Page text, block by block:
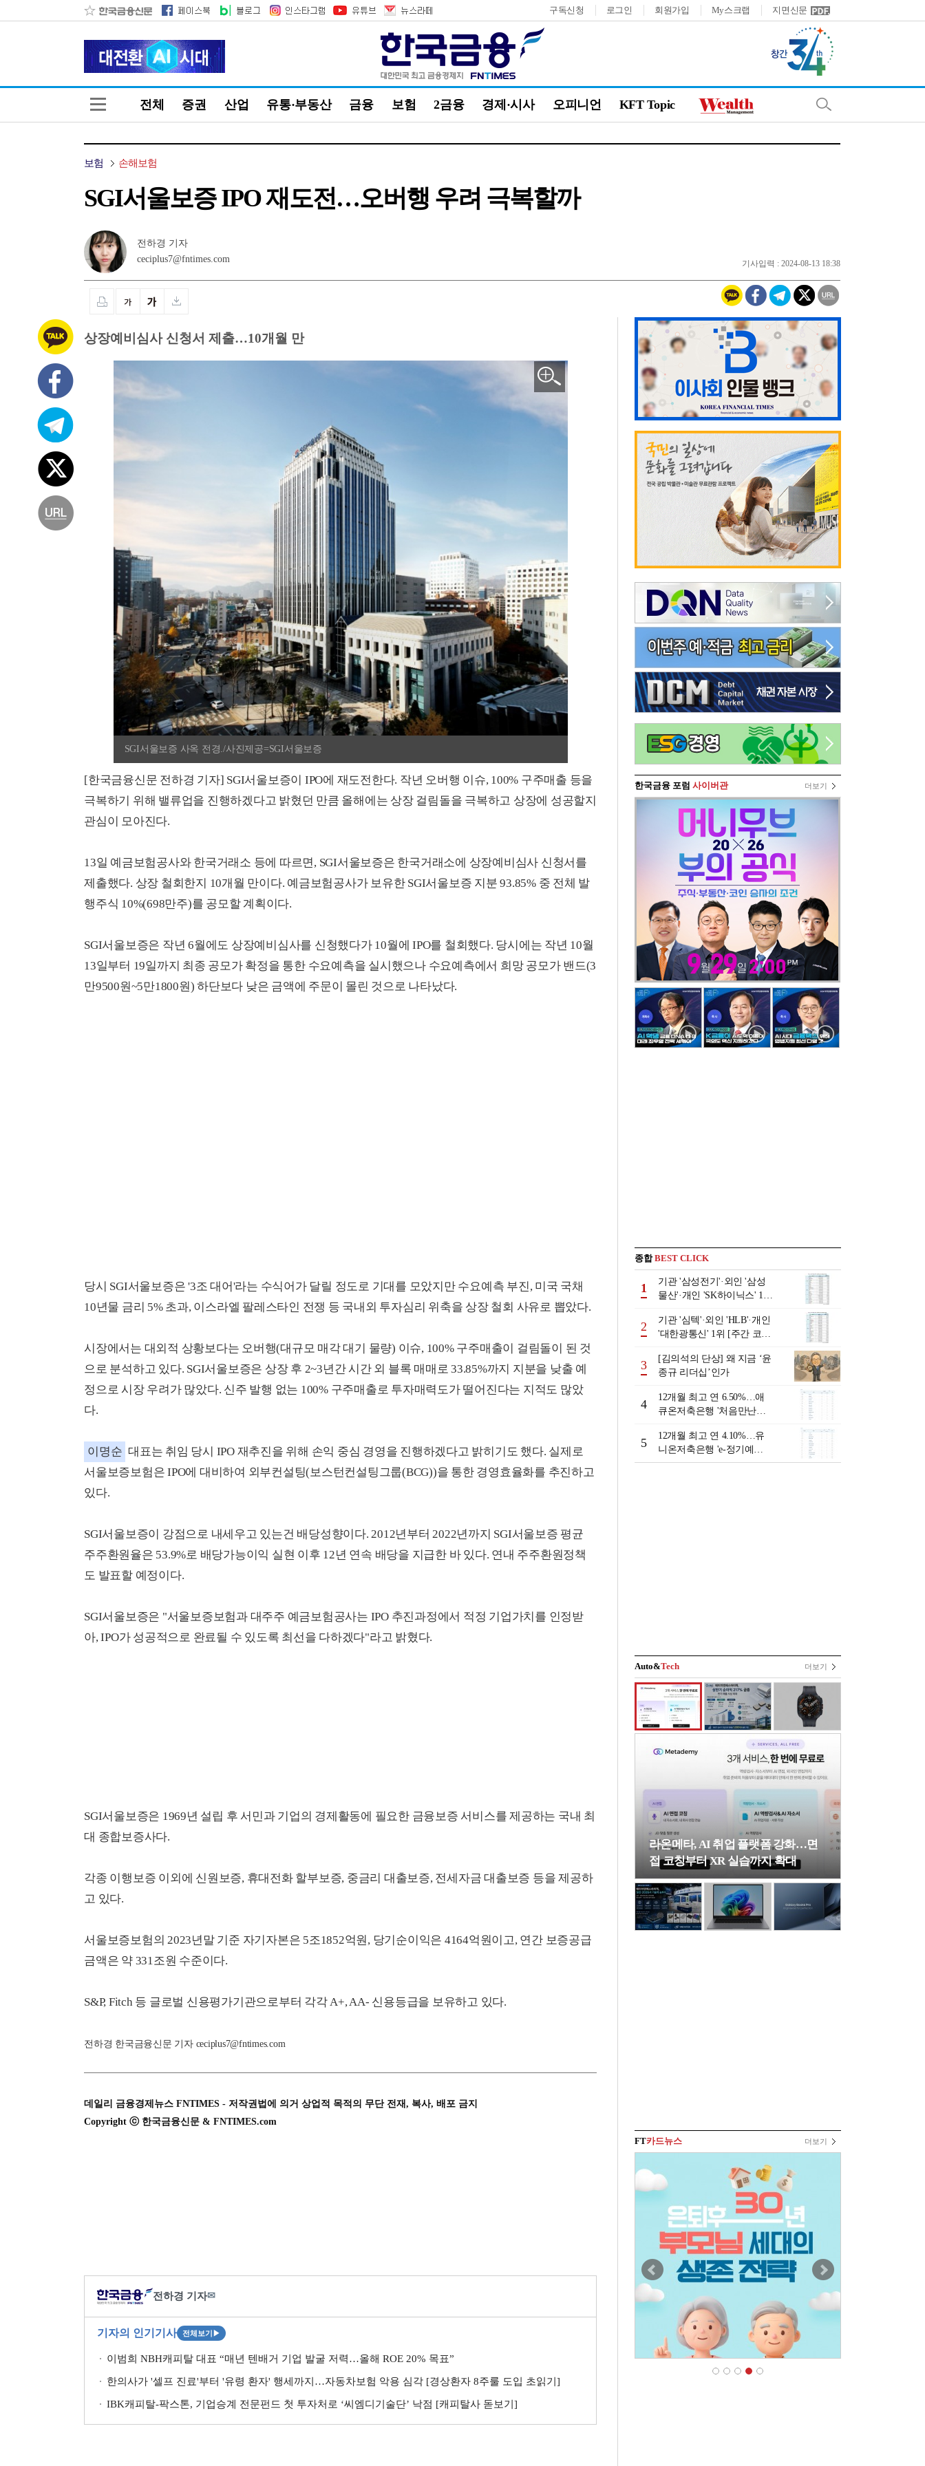
구독신청 로그인 회원가입 My스크랩 지면신문
전체 증권 산업 유통·부동산 금융 보험 2금융 경제·시사 오피니언 KFT Topic
보험 손해보험
SGI서울보증 IPO 재도전…오버행 우려 극복할까
전하경 기자
ceciplus7@fntimes.com
기사입력 : 2024-08-13 18:38
상장예비심사 신청서 제출…10개월 만
SGI서울보증 사옥 전경./사진제공=SGI서울보증
[한국금융신문 전하경 기자] SGI서울보증이 IPO에 재도전한다. 작년 오버행 이슈, 100% 구주매출 등을
극복하기 위해 밸류업을 진행하겠다고 밝혔던 만큼 올해에는 상장 걸림돌을 극복하고 상장에 성공할지
관심이 모아진다.
13일 예금보험공사와 한국거래소 등에 따르면, SGI서울보증은 한국거래소에 상장예비심사 신청서를
제출했다. 상장 철회한지 10개월 만이다. 예금보험공사가 보유한 SGI서울보증 지분 93.85% 중 전체 발
행주식 10%(698만주)를 공모할 계획이다.
SGI서울보증은 작년 6월에도 상장예비심사를 신청했다가 10월에 IPO를 철회했다. 당시에는 작년 10월
13일부터 19일까지 최종 공모가 확정을 통한 수요예측을 실시했으나 수요예측에서 희망 공모가 밴드(3
만9500원~5만1800원) 하단보다 낮은 금액에 주문이 몰린 것으로 나타났다.
당시 SGI서울보증은 '3조 대어'라는 수식어가 달릴 정도로 기대를 모았지만 수요예측 부진, 미국 국채
10년물 금리 5% 초과, 이스라엘 팔레스타인 전쟁 등 국내외 투자심리 위축을 상장 철회 사유로 뽑았다.
시장에서는 대외적 상황보다는 오버행(대규모 매각 대기 물량) 이슈, 100% 구주매출이 걸림돌이 된 것
으로 분석하고 있다. SGI서울보증은 상장 후 2~3년간 시간 외 블록 매매로 33.85%까지 지분을 낮출 예
정으로 시장 우려가 많았다. 신주 발행 없는 100% 구주매출로 투자매력도가 떨어진다는 지적도 많았
다.
이명순 대표는 취임 당시 IPO 재추진을 위해 손익 중심 경영을 진행하겠다고 밝히기도 했다. 실제로
서울보증보험은 IPO에 대비하여 외부컨설팅(보스턴컨설팅그룹(BCG))을 통한 경영효율화를 추진하고
있다.
SGI서울보증이 강점으로 내세우고 있는건 배당성향이다. 2012년부터 2022년까지 SGI서울보증 평균
주주환원율은 53.9%로 배당가능이익 실현 이후 12년 연속 배당을 지급한 바 있다. 연내 주주환원정책
도 발표할 예정이다.
SGI서울보증은 "서울보증보험과 대주주 예금보험공사는 IPO 추진과정에서 적정 기업가치를 인정받
아, IPO가 성공적으로 완료될 수 있도록 최선을 다하겠다"라고 밝혔다.
SGI서울보증은 1969년 설립 후 서민과 기업의 경제활동에 필요한 금융보증 서비스를 제공하는 국내 최
대 종합보증사다.
각종 이행보증 이외에 신원보증, 휴대전화 할부보증, 중금리 대출보증, 전세자금 대출보증 등을 제공하
고 있다.
서울보증보험의 2023년말 기준 자기자본은 5조1852억원, 당기순이익은 4164억원이고, 연간 보증공급
금액은 약 331조원 수준이다.
S&P, Fitch 등 글로벌 신용평가기관으로부터 각각 A+, AA- 신용등급을 보유하고 있다.
전하경 한국금융신문 기자 ceciplus7@fntimes.com
데일리 금융경제뉴스 FNTIMES - 저작권법에 의거 상업적 목적의 무단 전재, 복사, 배포 금지
Copyright ⓒ 한국금융신문 & FNTIMES.com
전하경 기자✉
기자의 인기기사 전체보기 ▶
이범희 NBH캐피탈 대표 “매년 텐배거 기업 발굴 저력…올해 ROE 20% 목표”
한의사가 '셀프 진료'부터 '유령 환자' 행세까지…자동차보험 악용 심각 [경상환자 8주룰 도입 초읽기]
IBK캐피탈-팍스톤, 기업승계 전문펀드 첫 투자처로 ‘씨엠디기술단’ 낙점 [캐피탈사 돋보기]
한국금융 포럼 사이버관 더보기
종합BEST CLICK
1
기관 '삼성전기'·외인 '삼성
물산'·개인 'SK하이닉스' 1위
년 8월3일~8월7일]
2
기관 '심텍'·외인 'HLB'·개인
'대한광통신' 1위 [주간 코스
월7일]
3
[김의석의 단상] 왜 지금 ‘윤
종규 리더십’인가
4
12개월 최고 연 6.50%…애
큐온저축은행 '처음만난적
리-8월 2주]
5
12개월 최고 연 4.10%…유
니온저축은행 'e-정기예
금'[이주의 저축은행 예금금
Auto&Tech 더보기
라온메타, AI 취업 플랫폼 강화…면
접 코칭부터 XR 실습까지 확대
FT카드뉴스 더보기